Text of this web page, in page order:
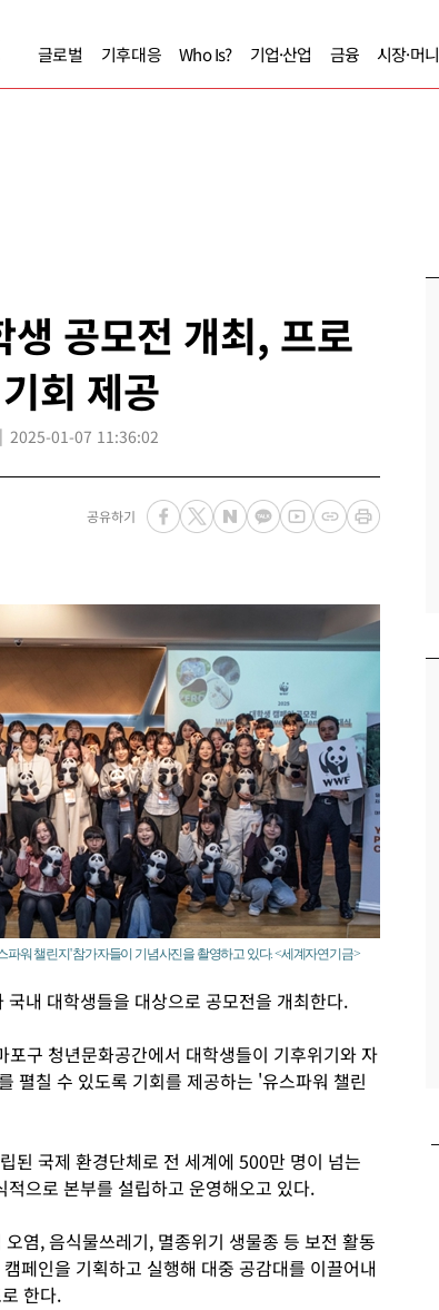
글로벌 기후대응 Who Is? 기업·산업 금융 시장·머니
생 공모전 개최, 프로
회 제공
2025-01-07 11:36:02
공유하기
워 챌린지' 참가자들이 기념사진을 촬영하고 있다. <세계자연기금>
내 대학생들을 대상으로 공모전을 개최한다.
구 청년문화공간에서 대학생들이 기후위기와 자
펼칠 수 있도록 기회를 제공하는 '유스파워 챌린
된 국제 환경단체로 전 세계에 500만 명이 넘는
으로 본부를 설립하고 운영해오고 있다.
염, 음식물쓰레기, 멸종위기 생물종 등 보전 활동
페인을 기획하고 실행해 대중 공감대를 이끌어내
한다.